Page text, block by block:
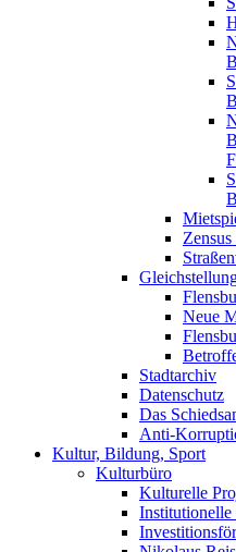
Neue
Stadtarchiv
Datenschutz
Das
Anti-
Kultur, Bildung, Sport
Kulturbüro
Kulturelle
Institutionelle